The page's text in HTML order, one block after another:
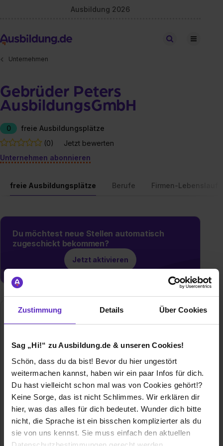
Zustimmung Details Über Cookies
Sag „Hi!“ zu Ausbildung.de & unseren Cookies!
Schön, dass du da bist! Bevor du hier ungestört
weitermachen kannst, haben wir ein paar Infos für dich.
Du hast vielleicht schon mal was von Cookies gehört!?
Keine Sorge, das ist nicht Schlimmes. Wir erklären dir
hier, was das alles für dich bedeutet. Wunder dich bitte
nicht, die Sprache ist ein bisschen komplizierter als du
sie von uns kennst. Sie muss einfach den aktuellen
Ausbildung 2026
Stellen finden
Unternehmen
Gebrüder Peters
AusbildungsGmbH
0
freie Ausbildungsplätze
(0)
Jetzt bewerten
Unternehmen abonnieren
freie Ausbildungsplätze Berufe Firmen-Lebenslauf
Du möchtest neue Stellen automatisch
zugeschickt bekommen?
Jetzt aktivieren
Gebrüder Peters AusbildungsGmbH
85055 Ingolstadt
+4984188180
E-Mail anzeigen
Gründungsjahr 2016
Mitarbeiter ca. 70
Branche Baugewerbe / Architektur, Elektro/Elektronik,